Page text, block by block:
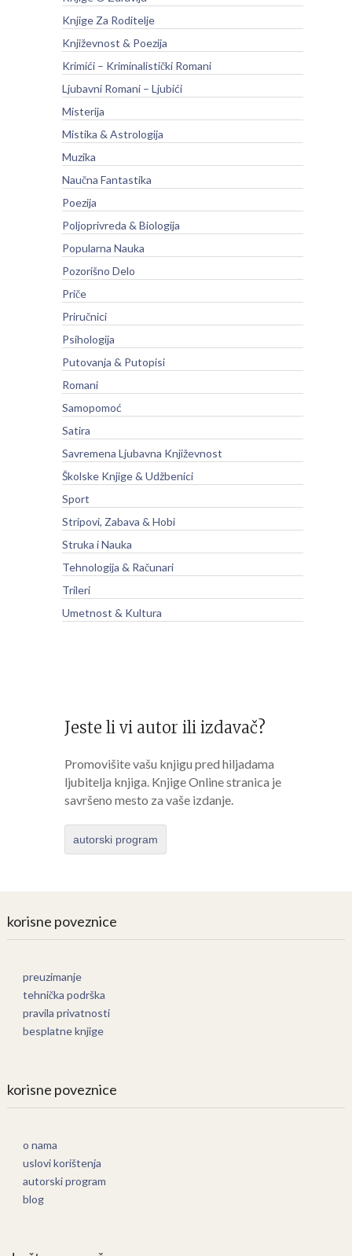
Knjige Za Roditelje
Književnost & Poezija
Krimići – Kriminalistički Romani
Ljubavni Romani – Ljubići
Misterija
Mistika & Astrologija
Muzika
Naučna Fantastika
Poezija
Poljoprivreda & Biologija
Popularna Nauka
Pozorišno Delo
Priče
Priručnici
Psihologija
Putovanja & Putopisi
Romani
Samopomoć
Satira
Savremena Ljubavna Književnost
Školske Knjige & Udžbenici
Sport
Stripovi, Zabava & Hobi
Struka i Nauka
Tehnologija & Računari
Trileri
Umetnost & Kultura
Jeste li vi autor ili izdavač?
Promovišite vašu knjigu pred hiljadama
ljubitelja knjiga. Knjige Online stranica je
savršeno mesto za vaše izdanje.
autorski program
korisne poveznice
preuzimanje
tehnička podrška
pravila privatnosti
besplatne knjige
korisne poveznice
o nama
uslovi korištenja
autorski program
blog